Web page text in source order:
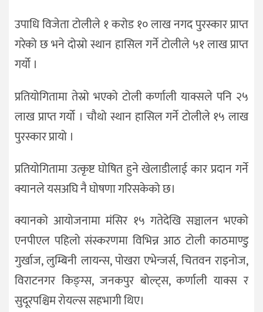
उपाधि विजेता टोलीले १ करोड १० लाख नगद पुरस्कार प्राप्त
गरेको छ भने दोस्रो स्थान हासिल गर्ने टोलीले ५१ लाख प्राप्त
गर्यो ।
प्रतियोगितामा तेस्रो भएको टोली कर्णाली याक्सले पनि २५
लाख प्राप्त गर्यो । चौथो स्थान हासिल गर्ने टोलीले १५ लाख
पुरस्कार प्रायो ।
प्रतियोगितामा उत्कृष्ट घोषित हुने खेलाडीलाई कार प्रदान गर्ने
क्यानले यसअघि नै घोषणा गरिसकेको छ।
क्यानको आयोजनामा मंसिर १५ गतेदेखि सञ्चालन भएको
एनपीएल पहिलो संस्करणमा विभिन्न आठ टोली काठमाण्डु
गुर्खाज, लुम्बिनी लायन्स, पोखरा एभेन्जर्स, चितवन राइनोज,
विराटनगर किङ्ग्स, जनकपुर बोल्ट्स, कर्णाली याक्स र
सुदूरपश्चिम रोयल्स सहभागी थिए।